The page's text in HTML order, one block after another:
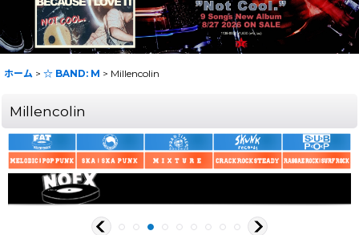
ホーム > ☆ BAND: M > Millencolin
Millencolin